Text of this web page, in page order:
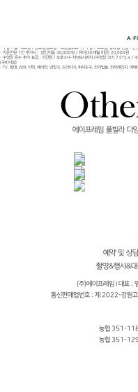
- 입실시간 : 15~22시 (22시 이후의 입실은 사전에 반드시 연락 주시기 바랍니다
- 주중 : 월~목요일 / 금요일,일요일 : 요금별도표시 / 주말 : 토요일, 공휴일 전날 / 준
- 기준인원 1인 추가시 : 성인,아동 30,000원 / 유아(36개월 미만) 20,000원
- 수영장 온수 추가 요금 : 5만원 / 오후3시~저녁9시까지 (수영장 크기 7.5*2.4 /
(구비시설)
- TV, 침대, 쇼파, 식탁, 에어컨, 냉장고, 드라이기, 취사도구, 전기밥솥, 전자레인지, 어메
에이프레임 풀빌라 다
오션뷰 일반룸
디럭스 4층 풀빌라
스위트 풀빌라
예약 및 상
촬영&행사&
(주)에이프레임 I 대표
통신판매업번호 : 제 2022-강원
농협 351-
농협 351-